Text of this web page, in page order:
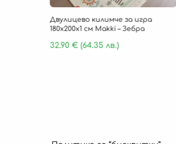
Двулицево килимче за игра
180х200х1 см Makki – Зебра
32.90 €(64.35 лв.)